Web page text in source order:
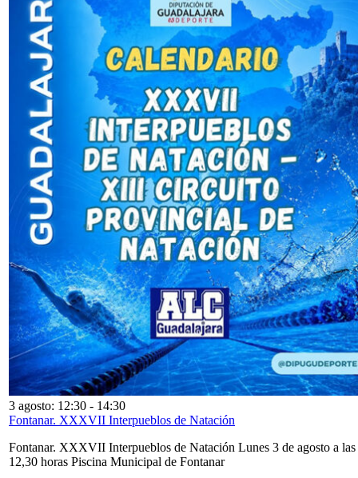
3 agosto: 12:30 - 14:30
Fontanar. XXXVII Interpueblos de Natación
Fontanar. XXXVII Interpueblos de Natación Lunes 3 de agosto a las
12,30 horas Piscina Municipal de Fontanar